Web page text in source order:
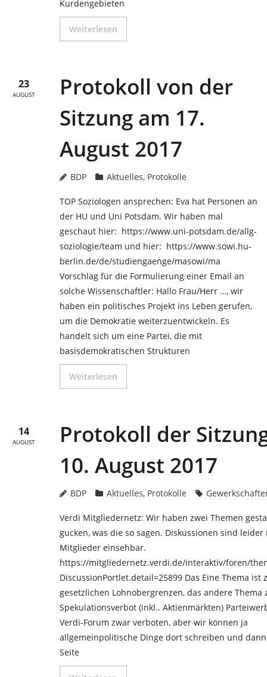
Kurdengebieten
Weiterlesen
Protokoll von der
Sitzung am 17.
August 2017
23
AUGUST
BDP Aktuelles, Protokolle
TOP Soziologen ansprechen: Eva hat Personen an
der HU und Uni Potsdam. Wir haben mal
geschaut hier: https://www.uni-potsdam.de/allg-
soziologie/team und hier: https://www.sowi.hu-
berlin.de/de/studiengaenge/masowi/ma
Vorschlag für die Formulierung einer Email an
solche Wissenschaftler: Hallo Frau/Herr …, wir
haben ein politisches Projekt ins Leben gerufen,
um die Demokratie weiterzuentwickeln. Es
handelt sich um eine Partei, die mit
basisdemokratischen Strukturen
Weiterlesen
Protokoll der
10. August 2017
14
AUGUST
BDP Aktuelles, Protokolle
Verdi Mitgliedernetz: Wir haben zwei Themen
gucken, was die so sagen. Diskussionen sind
Mitglieder einsehbar.
https://mitgliedernetz.verdi.de/interaktiv/foren/
DiscussionPortlet.detail=25899 Das Eine Thema ist
gesetzlichen Lohnobergrenzen, das andere Thema
Spekulationsverbot (inkl.. Aktienmärkten)
Verdi-Forum zwar verboten, aber wir können ja
allgemeinpolitische Dinge dort schreiben und
Seite